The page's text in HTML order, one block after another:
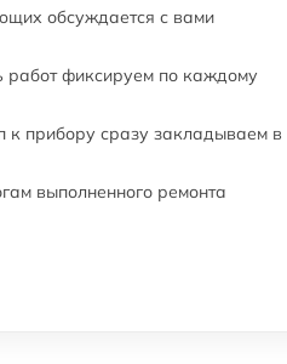
обсуждается с вами
работ фиксируем по каждому
к прибору сразу закладываем в
выполненного ремонта